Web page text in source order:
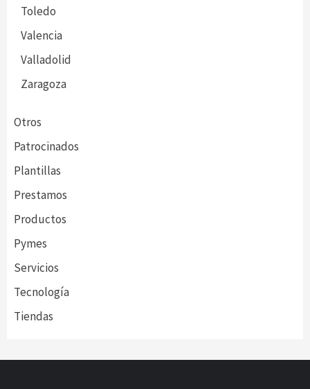
Toledo
Valencia
Valladolid
Zaragoza
Otros
Patrocinados
Plantillas
Prestamos
Productos
Pymes
Servicios
Tecnología
Tiendas